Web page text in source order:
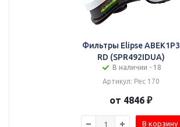
Фильтры Elipse ABEK1P3
RD (SPR492IDUA)
В наличии - 18
Артикул: Рес 170
от 4846 ₽
В корзину